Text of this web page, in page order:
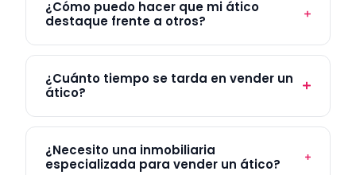
¿Cómo puedo hacer que mi ático
destaque frente a otros?
¿Cuánto tiempo se tarda en vender un
ático?
¿Necesito una inmobiliaria
especializada para vender un ático?